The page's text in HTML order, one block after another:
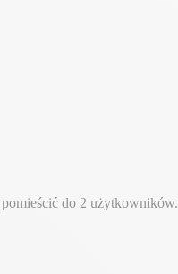
do 2 użytkowników.